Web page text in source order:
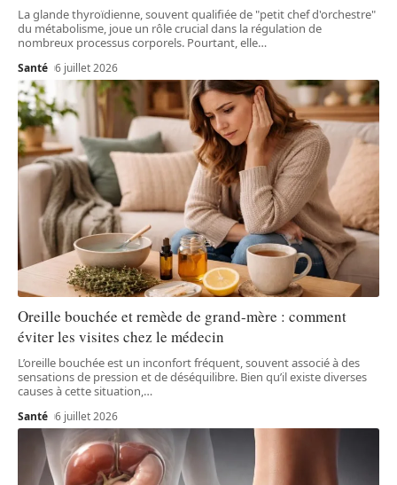
La glande thyroïdienne, souvent qualifiée de "petit chef d'orchestre"
du métabolisme, joue un rôle crucial dans la régulation de
nombreux processus corporels. Pourtant, elle…
Santé 6 juillet 2026
Oreille bouchée et remède de grand-mère : comment
éviter les visites chez le médecin
L’oreille bouchée est un inconfort fréquent, souvent associé à des
sensations de pression et de déséquilibre. Bien qu’il existe diverses
causes à cette situation,…
Santé 6 juillet 2026